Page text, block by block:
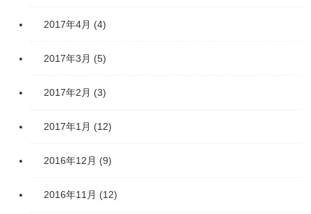
2017年4月 (4)
2017年3月 (5)
2017年2月 (3)
2017年1月 (12)
2016年12月 (9)
2016年11月 (12)